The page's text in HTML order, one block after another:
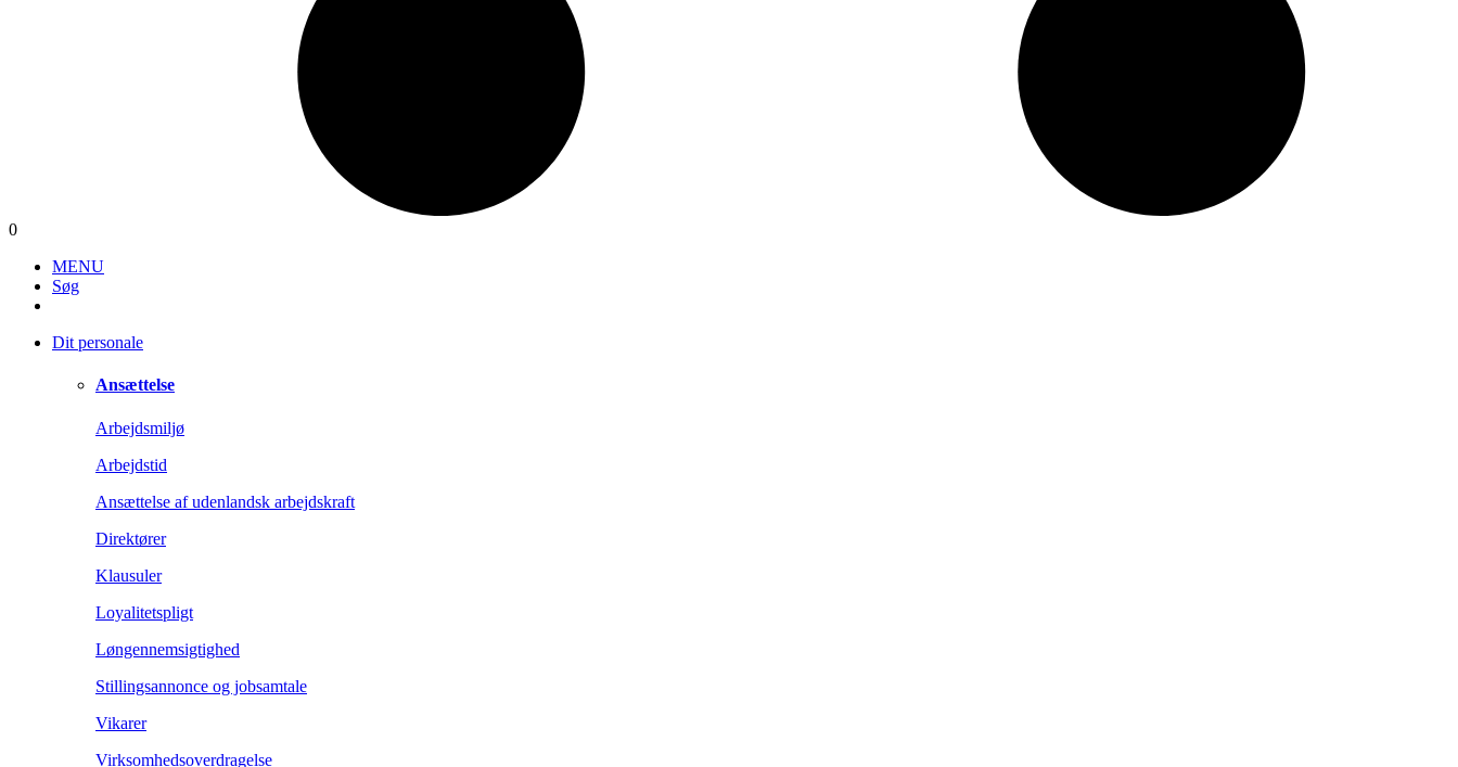
0
MENU
Søg
Dit personale
Ansættelse
Arbejdsmiljø
Arbejdstid
Ansættelse af udenlandsk arbejdskraft
Direktører
Klausuler
Loyalitetspligt
Løngennemsigtighed
Stillingsannonce og jobsamtale
Vikarer
Virksomhedsoverdragelse